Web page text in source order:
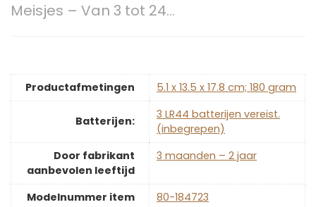
Meisjes – Van 3 tot 24…
Productafmetingen ‎5.1 x 13.5 x 17.8 cm; 180 gram
Batterijen:
‎3 LR44 batterijen vereist.
(inbegrepen)
Door fabrikant
aanbevolen leeftijd
‎3 maanden – 2 jaar
Modelnummer item ‎80-184723